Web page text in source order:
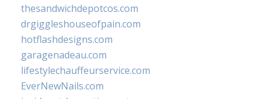
thesandwichdepotcos.com
drgiggleshouseofpain.com
hotflashdesigns.com
garagenadeau.com
lifestylechauffeurservice.com
EverNewNails.com